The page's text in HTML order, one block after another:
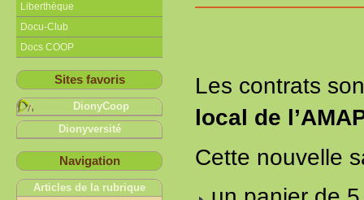
Les contrats
local de
Cette nouvelle
Liberthèque
Docu-Club
Docs COOP
Sites favoris
DionyCoop
Dionyversité
Navigation
Articles de la rubrique